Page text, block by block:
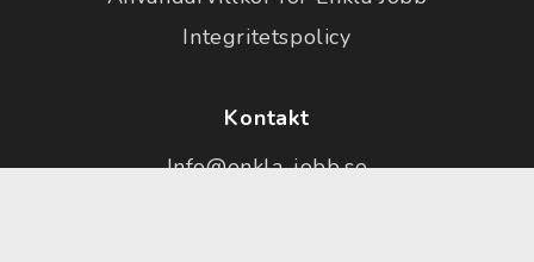
Integritetspolicy
Kontakt
Info@enkla-jobb.se